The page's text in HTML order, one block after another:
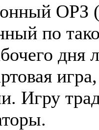
ОРЗ
по
дня
Игру